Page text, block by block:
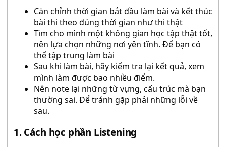
Căn chỉnh thời gian bắt đầu làm bài và kết thúc
bài thi theo đúng thời gian như thi thật
Tìm cho mình một không gian học tập thật tốt,
nên lựa chọn những nơi yên tĩnh. Để bạn có
thể tập trung làm bài
Sau khi làm bài, hãy kiểm tra lại kết quả, xem
mình làm được bao nhiều điểm.
Nên note lại những từ vựng, cấu trúc mà bạn
thường sai. Để tránh gặp phải những lỗi về
sau.
1. Cách học phần Listening